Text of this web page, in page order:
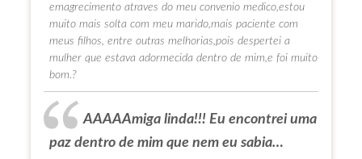
emagrecimento atraves do meu convenio medico,estou
muito mais solta com meu marido,mais paciente com
meus filhos, entre outras melhorias,pois despertei a
mulher que estava adormecida dentro de mim,e foi muito
bom.?
AAAAAmiga linda!!! Eu encontrei uma
paz dentro de mim que nem eu sabia…